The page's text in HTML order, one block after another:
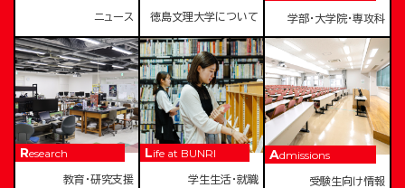
ニュース 徳島文理大学について 学部・大学院・専攻科
Research
教育・研究支援
Life at BUNRI
学生生活・就職
Admissions
受験生向け情報